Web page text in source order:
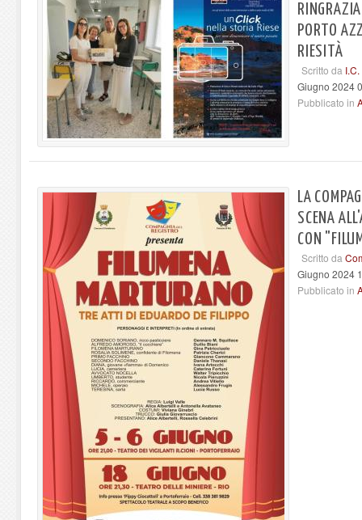
PORTO
RIESITÀ
Scritto da
Giugno 2024
Pubblicato in
LA
SCENA
CON
Scritto da
Giugno 2024
Pubblicato in